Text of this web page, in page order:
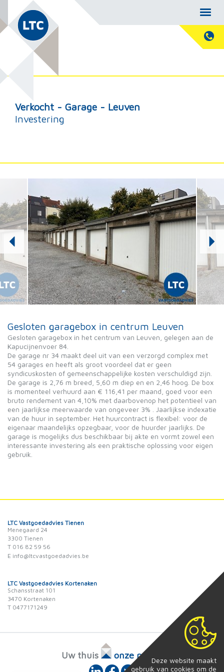
Verkocht - Garage - Leuven
Investering
Gesloten garagebox in centrum Leuven
Gesloten garagebox in het centrum van Leuven, gelegen aan de
Kapucijnenvoer 84.
De garage nr 34 maakt deel uit van een verzorgd complex met
54 garages en heeft als groot voordeel dat er geen
syndicuskosten of gemeenschappelijke kosten verschuldigd zijn.
De garage is 2,76 m breed, 5,60 m diep en en 2,46 hoog. De box
is momenteel verhuurd aan € 116,41 per maand, goed voor een
bruto rendement van 4,10% met daarbovenop het potentieel van
een jaarlijkse meerwaarde van ongeveer 3% . Jaarlijkse indexatie
van de huur in september. Het huurcontract is flexibel: voor de
eigenaar maandelijks opzegbaar, voor de huurder jaarlijks. De
garage is mogelijks dus beschikbaar bij akte en vormt zowel een
interessante investering als een praktische oplossing voor eigen
gebruik.
LTC Vastgoedadvies Tienen
Menegaard 24
3300 Tienen
T 016 82 59 56
E info@ltcvastgoedadvies.be
LTC Vastgoedadvies Kortenaken
Schansstraat 101
3470 Kortenaken
T 0477171249
Uw thuis onze passieDeze website maakt
gebruik van cookies om de